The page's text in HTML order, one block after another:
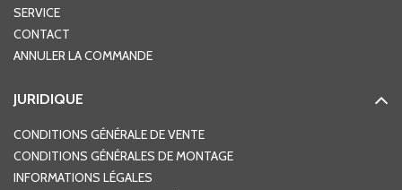
SERVICE
CONTACT
ANNULER LA COMMANDE
JURIDIQUE
CONDITIONS GÉNÉRALE DE VENTE
CONDITIONS GÉNÉRALES DE MONTAGE
INFORMATIONS LÉGALES